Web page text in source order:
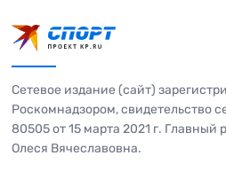
Сетевое издание (сайт)
Роскомнадзором, свидетельство
80505 от 15 марта 2021 г. Главный
Олеся Вячеславовна.